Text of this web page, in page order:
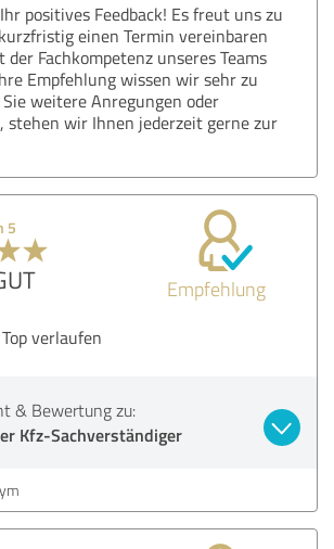
positives Feedback! Es freut uns zu
einen Termin vereinbaren
Fachkompetenz unseres Teams
Empfehlung wissen wir sehr zu
weitere Anregungen oder
stehen wir Ihnen jederzeit gerne zur
5
Empfehlung
verlaufen
& Bewertung zu:
Kfz-Sachverständiger